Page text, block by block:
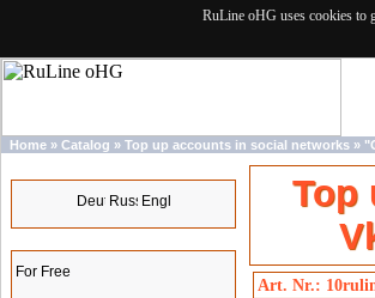
RuLine oHG uses cookies to
Home » Catalog » Top up accounts in social networks »
For Free
Top
Art. Nr.: